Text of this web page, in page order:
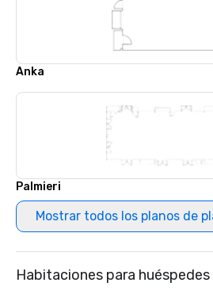
Anka
Palmieri
Mostrar todos los planos de
Habitaciones para huéspedes